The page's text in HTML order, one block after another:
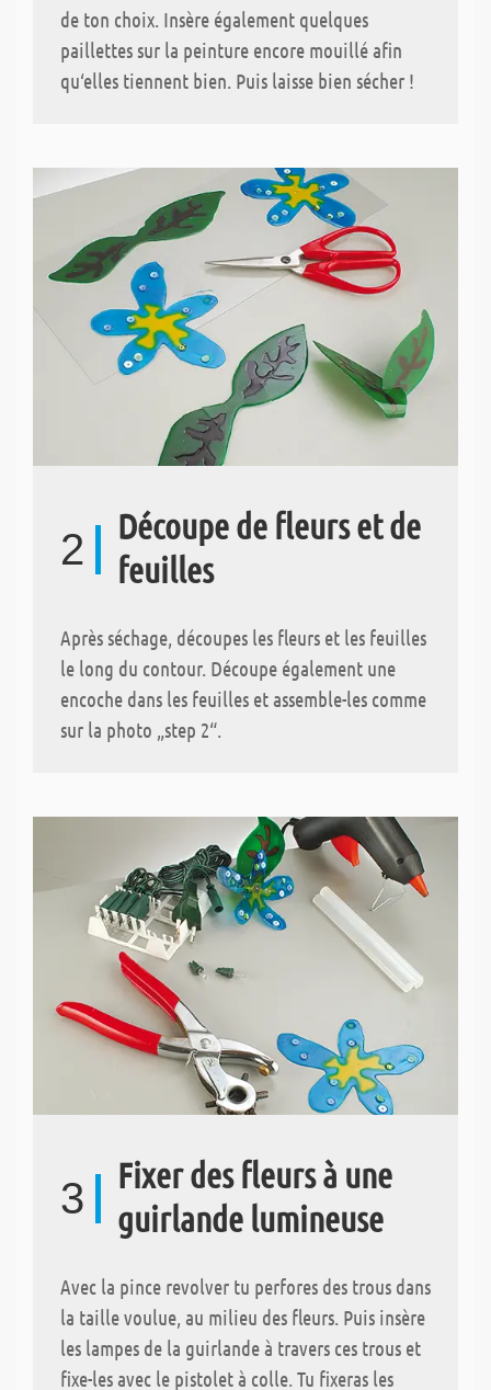
de ton choix. Insère également quelques
paillettes sur la peinture encore mouillé afin
qu‘elles tiennent bien. Puis laisse bien sécher !
2
Découpe de fleurs et de
feuilles
Après séchage, découpes les fleurs et les feuilles
le long du contour. Découpe également une
encoche dans les feuilles et assemble-les comme
sur la photo „step 2“.
3
Fixer des fleurs à une
guirlande lumineuse
Avec la pince revolver tu perfores des trous dans
la taille voulue, au milieu des fleurs. Puis insère
les lampes de la guirlande à travers ces trous et
fixe-les avec le pistolet à colle. Tu fixeras les